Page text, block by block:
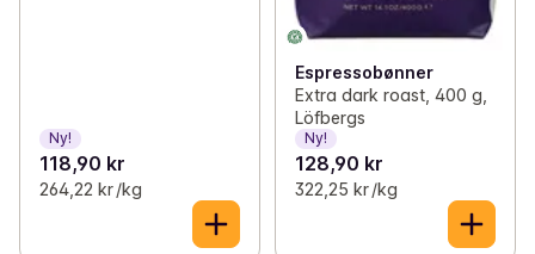
Ny!
118,90 kr
264,22 kr /kg
Espressobønner
Extra dark roast, 400 g,
Löfbergs
Ny!
128,90 kr
322,25 kr /kg